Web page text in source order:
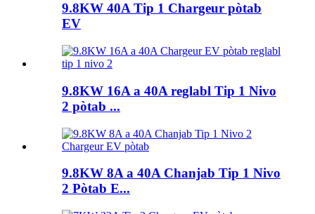
9.8KW 40A Tip 1 Chargeur pòtab
EV
9.8KW 16A a 40A reglabl Tip 1 Nivo
2 pòtab ...
9.8KW 8A a 40A Chanjab Tip 1 Nivo
2 Pòtab E...